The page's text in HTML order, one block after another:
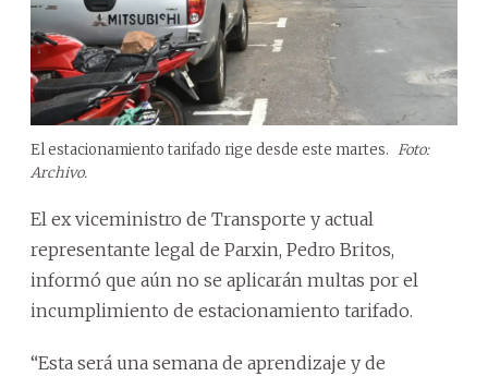
El estacionamiento tarifado rige desde este martes. Foto:
Archivo.
El ex viceministro de Transporte y actual
representante legal de Parxin, Pedro Britos,
informó que aún no se aplicarán multas por el
incumplimiento de estacionamiento tarifado.
“Esta será una semana de aprendizaje y de